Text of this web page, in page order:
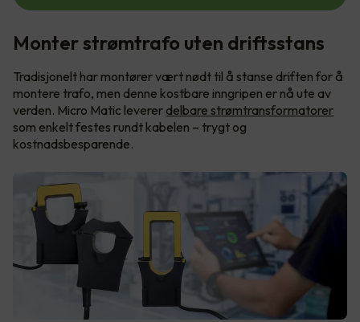
Monter strømtrafo uten driftsstans
Tradisjonelt har montører vært nødt til å stanse driften for å
montere trafo, men denne kostbare inngripen er nå ute av
verden. Micro Matic leverer delbare strømtransformatorer
som enkelt festes rundt kabelen – trygt og
kostnadsbesparende.